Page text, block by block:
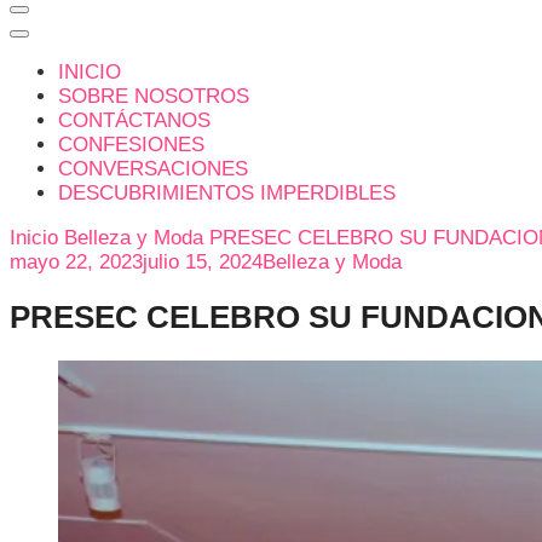
INICIO
SOBRE NOSOTROS
CONTÁCTANOS
CONFESIONES
CONVERSACIONES
DESCUBRIMIENTOS IMPERDIBLES
Inicio Belleza y Moda PRESEC CELEBRO SU
mayo 22, 2023julio 15, 2024Belleza y Moda
PRESEC CELEBRO SU